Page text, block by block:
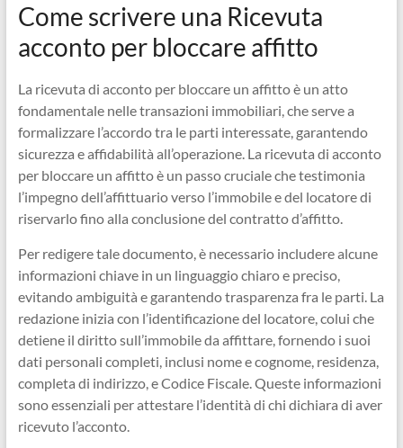
Come scrivere una Ricevuta
acconto per bloccare affitto
La ricevuta di acconto per bloccare un affitto è un atto
fondamentale nelle transazioni immobiliari, che serve a
formalizzare l’accordo tra le parti interessate, garantendo
sicurezza e affidabilità all’operazione. La ricevuta di acconto
per bloccare un affitto è un passo cruciale che testimonia
l’impegno dell’affittuario verso l’immobile e del locatore di
riservarlo fino alla conclusione del contratto d’affitto.
Per redigere tale documento, è necessario includere alcune
informazioni chiave in un linguaggio chiaro e preciso,
evitando ambiguità e garantendo trasparenza fra le parti. La
redazione inizia con l’identificazione del locatore, colui che
detiene il diritto sull’immobile da affittare, fornendo i suoi
dati personali completi, inclusi nome e cognome, residenza,
completa di indirizzo, e Codice Fiscale. Queste informazioni
sono essenziali per attestare l’identità di chi dichiara di aver
ricevuto l’acconto.